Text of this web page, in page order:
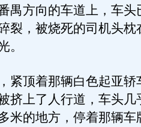
禺方向的车道上，车头
裂，被烧死的司机头枕
。
顶着那辆白色起亚轿
挤上了人行道，车头几
米的地方，停着那辆车